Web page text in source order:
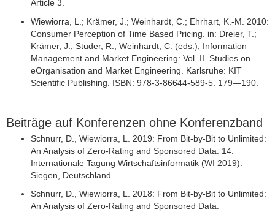
Article 3.
Wiewiorra, L.; Krämer, J.; Weinhardt, C.; Ehrhart, K.-M. 2010:
Consumer Perception of Time Based Pricing. in: Dreier, T.;
Krämer, J.; Studer, R.; Weinhardt, C. (eds.), Information
Management and Market Engineering: Vol. II. Studies on
eOrganisation and Market Engineering. Karlsruhe: KIT
Scientific Publishing. ISBN: 978-3-86644-589-5. 179—190.
Beiträge auf Konferenzen ohne Konferenzband
Schnurr, D., Wiewiorra, L. 2019: From Bit-by-Bit to Unlimited:
An Analysis of Zero-Rating and Sponsored Data. 14.
Internationale Tagung Wirtschaftsinformatik (WI 2019).
Siegen, Deutschland.
Schnurr, D., Wiewiorra, L. 2018: From Bit-by-Bit to Unlimited:
An Analysis of Zero-Rating and Sponsored Data.